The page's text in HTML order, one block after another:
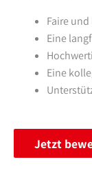
Faire
Eine
Eine
Jetzt